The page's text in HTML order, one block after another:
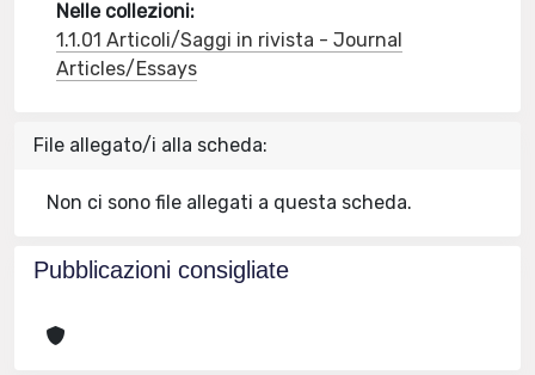
Nelle collezioni:
1.1.01 Articoli/Saggi in rivista - Journal
Articles/Essays
File allegato/i alla scheda:
Non ci sono file allegati a questa scheda.
Pubblicazioni consigliate